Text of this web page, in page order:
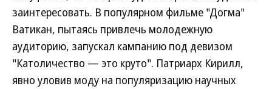
заинтересовать. В популярном фильме "Догма"
Ватикан, пытаясь привлечь молодежную
аудиторию, запускал кампанию под девизом
"Католичество — это круто". Патриарх Кирилл,
явно уловив моду на популяризацию научных